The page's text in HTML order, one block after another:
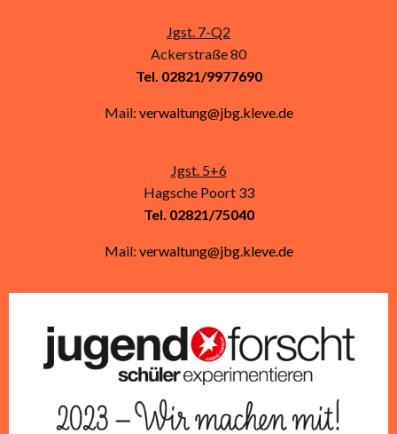
Jgst. 7-Q2
Ackerstraße 80
Tel. 02821/9977690
Mail: verwaltung@jbg.kleve.de
Jgst. 5+6
Hagsche Poort 33
Tel. 02821/75040
Mail: verwaltung@jbg.kleve.de